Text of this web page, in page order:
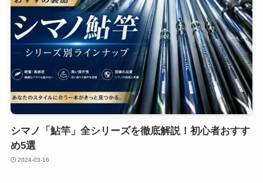
シマノ「鮎竿」全シリーズを徹底解説！初心者おすす
め5選
2024-03-16